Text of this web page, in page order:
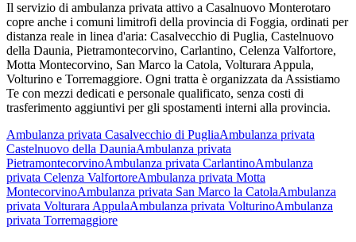
Il servizio di ambulanza privata attivo a Casalnuovo Monterotaro
copre anche i comuni limitrofi della provincia di Foggia, ordinati per
distanza reale in linea d'aria: Casalvecchio di Puglia, Castelnuovo
della Daunia, Pietramontecorvino, Carlantino, Celenza Valfortore,
Motta Montecorvino, San Marco la Catola, Volturara Appula,
Volturino e Torremaggiore. Ogni tratta è organizzata da Assistiamo
Te con mezzi dedicati e personale qualificato, senza costi di
trasferimento aggiuntivi per gli spostamenti interni alla provincia.
Ambulanza privata Casalvecchio di PugliaAmbulanza privata
Castelnuovo della DauniaAmbulanza privata
PietramontecorvinoAmbulanza privata CarlantinoAmbulanza
privata Celenza ValfortoreAmbulanza privata Motta
MontecorvinoAmbulanza privata San Marco la CatolaAmbulanza
privata Volturara AppulaAmbulanza privata VolturinoAmbulanza
privata Torremaggiore